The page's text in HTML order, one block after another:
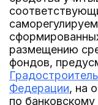
размещению
фондов,
Федерации, на
по